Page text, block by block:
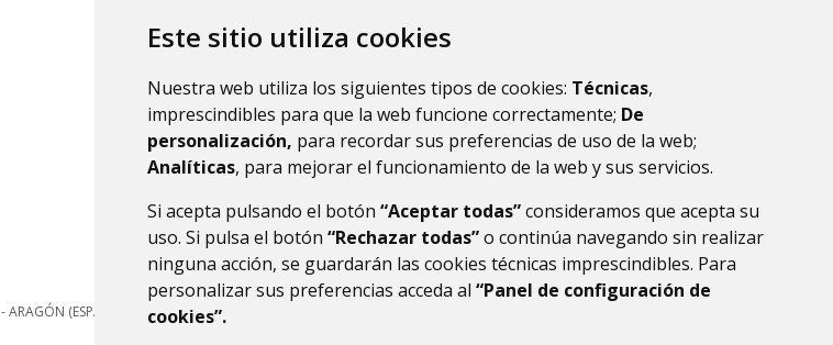
Este sitio utiliza cookies
Nuestra web utiliza los siguientes tipos de cookies: Técnicas,
imprescindibles para que la web funcione correctamente; De
personalización, para recordar sus preferencias de uso de la web;
Analíticas, para mejorar el funcionamiento de la web y sus servicios.
Si acepta pulsando el botón “Aceptar todas”consideramos que acepta su
uso. Si pulsa el botón “Rechazar todas”o continúa navegando sin realizar
ninguna acción, se guardarán las cookies técnicas imprescindibles. Para
personalizar sus preferencias acceda al “Panel de configuración de
cookies”.
- ARAGÓN (ESPAÑA)